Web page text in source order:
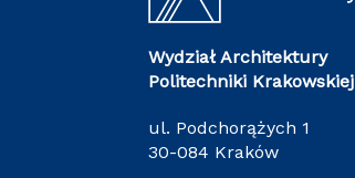
Wydział Architektury
Politechniki Krakowskiej
ul. Podchorążych 1
30-084 Kraków